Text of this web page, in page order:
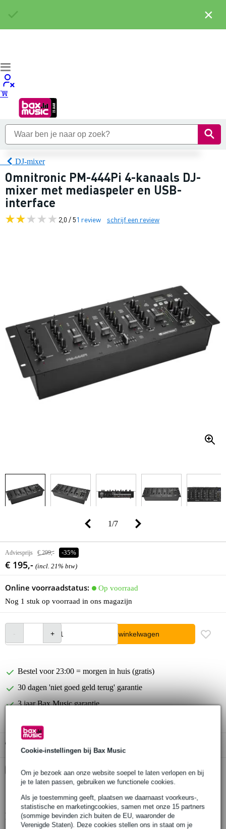
Cookie-instellingen bij Bax Music
Om je bezoek aan onze website soepel te laten verlopen en bij
je te laten passen, gebruiken we functionele cookies.
Als je toestemming geeft, plaatsen we daarnaast voorkeurs-,
statistische en marketingcookies, samen met onze 15 partners
(sommige bevinden zich buiten de EU, waaronder de
Verenigde Staten). Deze cookies stellen ons in staat om je
DJ-mixer
Omnitronic PM-444Pi 4-kanaals DJ-
mixer met mediaspeler en USB-
interface
2,0 / 51 review schrijf een review
1/7
Adviesprijs € 299,- -35%
€ 195,- (incl. 21% btw)
Online voorraadstatus:
Op voorraad
Nog 1 stuk op voorraad in ons magazijn
In winkelwagen
Bestel voor 23:00 = morgen in huis (gratis)
30 dagen 'niet goed geld terug' garantie
3 jaar Bax Music garantie
Kies nu voor 2 jaar extra Bax Music garantie en meer
voordelen
Productinformatie
×